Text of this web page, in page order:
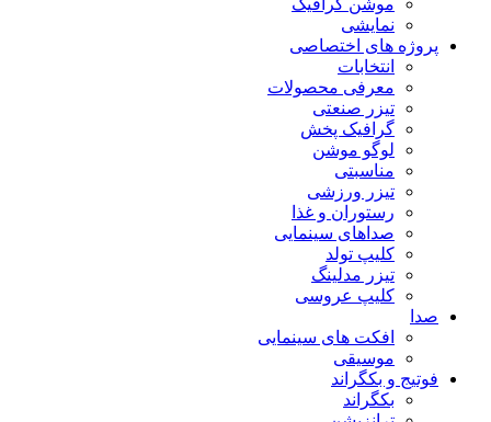
نمایشی
پروژه های اختصاصی
انتخابات
معرفی محصولات
تیزر صنعتی
گرافیک پخش
لوگو موشن
مناسبتی
تیزر ورزشی
رستوران و غذا
صداهای سینمایی
کلیپ تولد
تیزر مدلینگ
کلیپ عروسی
صدا
افکت های سینمایی
موسیقی
فوتیج و بکگراند
بکگراند